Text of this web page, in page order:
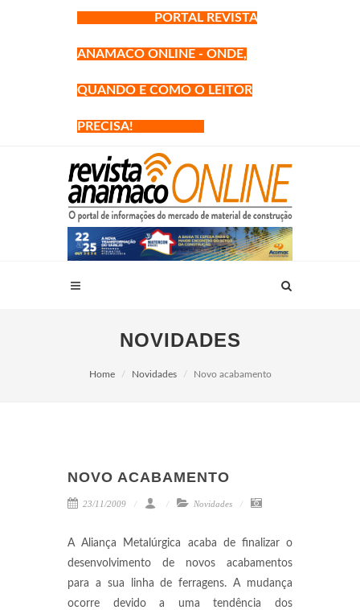
PORTAL REVISTA
ANAMACO ONLINE - ONDE,
QUANDO E COMO O LEITOR
PRECISA!
NOVIDADES
Home Novidades Novo acabamento
NOVO ACABAMENTO
23/11/2009 Novidades
A Aliança Metalúrgica acaba de finalizar o
desenvolvimento de novos acabamentos
para a sua linha de ferragens. A mudança
ocorre devido a uma tendência dos